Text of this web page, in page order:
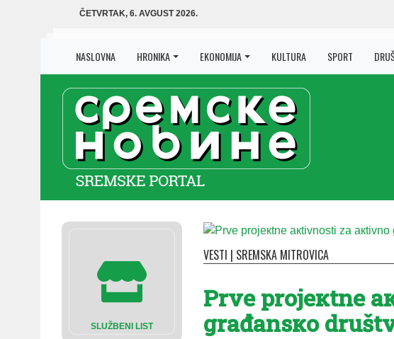
ČETVRTAK, 6. AVGUST 2026.
NASLOVNA HRONIKA EKONOMIJA KULTURA SPORT
SLUŽBENI LIST
VESTI | SREMSKA MITROVICA
Prve projeкtne
građansкo